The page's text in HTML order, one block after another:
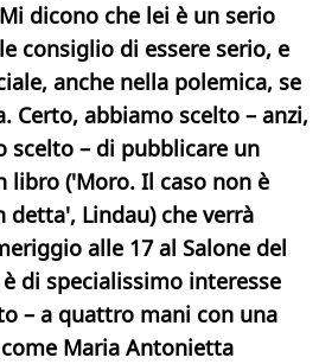
dicono che lei è un serio
consiglio di essere serio, e
anche nella polemica, se
Certo, abbiamo scelto – anzi,
scelto – di pubblicare un
libro ('Moro. Il caso non è
detta', Lindau) che verrà
alle 17 al Salone del
di specialissimo interesse
– a quattro mani con una
Maria Antonietta